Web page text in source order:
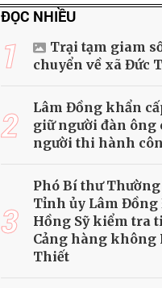
ĐỌC NHIỀU
1
Trại tạm giam
chuyển về xã Đức
2
Lâm Đồng khẩn
giữ người đàn ông
người thi hành
3
Phó Bí thư
Tỉnh ủy Lâm Đồng
Hồng Sỹ kiểm tra
Cảng hàng không
Thiết